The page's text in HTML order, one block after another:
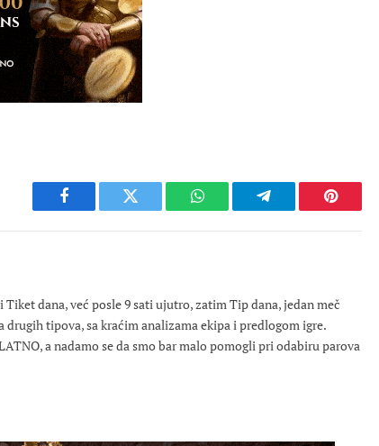
Facebook Twitter WhatsAppTelegram Pinterest
dana, već posle 9 sati ujutro, zatim Tip dana, jedan meč
tipova, sa kraćim analizama ekipa i predlogom igre.
a nadamo se da smo bar malo pomogli pri odabiru parova